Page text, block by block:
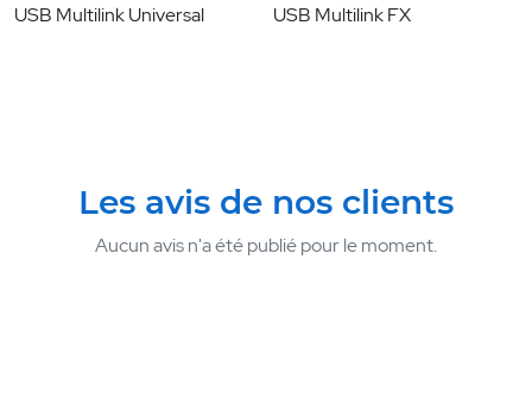
USB Multilink Universal USB Multilink FX
Les avis de nos clients
Aucun avis n'a été publié pour le moment.